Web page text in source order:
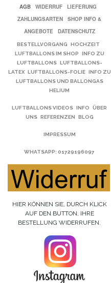
AGB
WIDERRUF
LIEFERUNG
ZAHLUNGSARTEN
SHOP INFO &
ANGEBOTE
DATENSCHUTZ
BESTELLVORGANG
HOCHZEIT
LUFTBALLONS IM SHOP
INFO ZU
LUFTBALLONS LUFTBALLONS-
LATEX LUFTBALLONS-FOLIE INFO ZU
LUFTBALLONS UND BALLONGAS
HELIUM
LUFTBALLONS VIDEOS INFO
ÜBER
UNS REFERENZEN BLOG
IMPRESSUM
WHATSAPP: 01729196097
HIER KÖNNEN SIE, DURCH KLICK
AUF DEN BUTTON, IHRE
BESTELLUNG WIDERRUFEN.